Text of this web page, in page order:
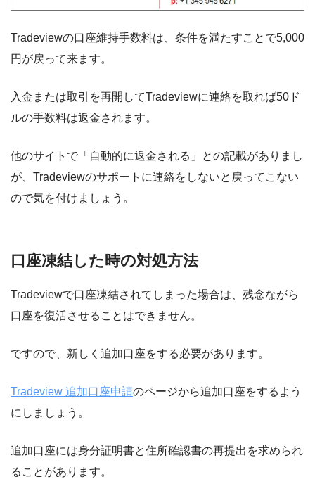
Tradeviewの口座維持手数料は、条件を満たすことで5,000
円が戻って来ます。
入金または取引を再開してTradeviewに連絡を取れば50ド
ルの手数料は返金されます。
他のサイトで「自動的に返金される」との記載がありまし
が、Tradeviewのサポートに連絡をしないと戻ってこない
ので気を付けましょう。
口座凍結した時の対処方法
Tradeviewで口座凍結されてしまった場合は、残念ながら
口座を復活させることはできません。
ですので、新しく追加口座をする必要があります。
Tradeview 追加口座申請のページから追加口座をするよう
にしましょう。
追加口座には身分証明書と住所確認書の再提出を求められ
ることがあります。